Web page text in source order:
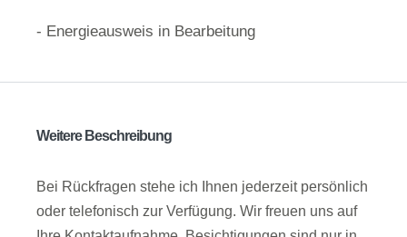
- Energieausweis in Bearbeitung
Weitere Beschreibung
Bei Rückfragen stehe ich Ihnen jederzeit persönlich
oder telefonisch zur Verfügung. Wir freuen uns auf